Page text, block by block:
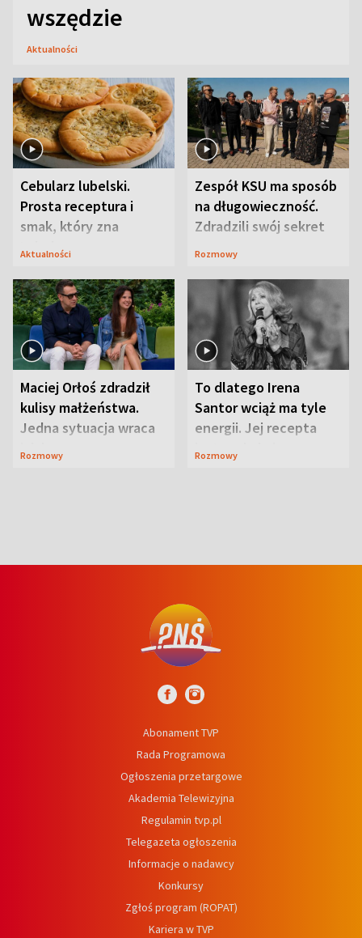
wszędzie
Aktualności
Cebularz lubelski.
Prosta receptura i
smak, który zna
Lubelszczyzna
Aktualności
Zespół KSU ma sposób
na długowieczność.
Zdradzili swój sekret
Rozmowy
Maciej Orłoś zdradził
kulisy małżeństwa.
Jedna sytuacja wraca
jak bumerang
Rozmowy
To dlatego Irena
Santor wciąż ma tyle
energii. Jej recepta
jest zaskakująco
Rozmowy
Abonament TVP
Rada Programowa
Ogłoszenia przetargowe
Akademia Telewizyjna
Regulamin tvp.pl
Telegazeta ogłoszenia
Informacje o nadawcy
Konkursy
Zgłoś program (ROPAT)
Kariera w TVP